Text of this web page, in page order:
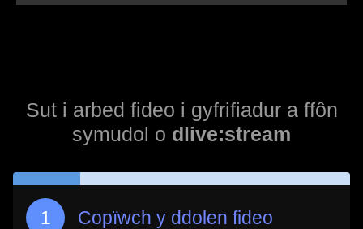
Sut i arbed fideo i gyfrifiadur a ffôn
symudol o dlive:stream
Copïwch y ddolen fideo